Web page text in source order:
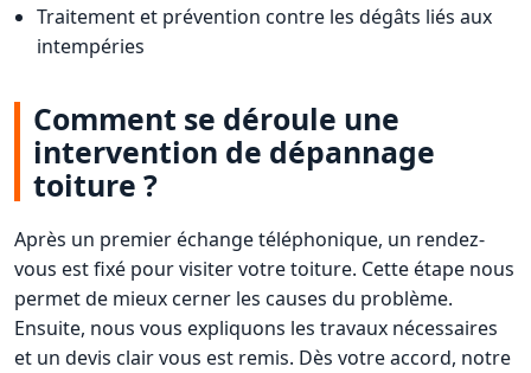
Traitement et prévention contre les dégâts liés aux
intempéries
Comment se déroule une
intervention de dépannage
toiture ?
Après un premier échange téléphonique, un rendez-
vous est fixé pour visiter votre toiture. Cette étape nous
permet de mieux cerner les causes du problème.
Ensuite, nous vous expliquons les travaux nécessaires
et un devis clair vous est remis. Dès votre accord, notre